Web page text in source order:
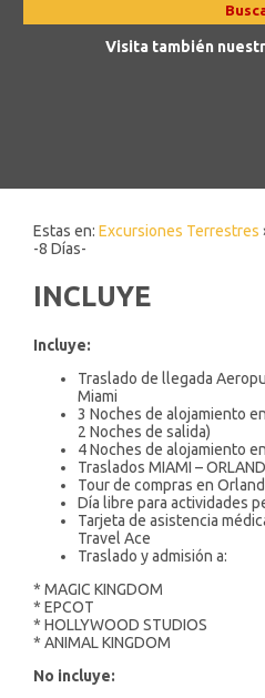
Visita también
Estas en: Excursiones Terrestres
-8 Días-
INCLUYE
Incluye:
Traslado de llegada
Miami
3 Noches de alojamiento
2 Noches de salida)
4 Noches de alojamiento
Traslados MIAMI –
Tour de compras en
Día libre para actividades
Tarjeta de asistencia
Travel Ace
Traslado y admisión a:
* MAGIC KINGDOM
* EPCOT
* HOLLYWOOD STUDIOS
* ANIMAL KINGDOM
No incluye: